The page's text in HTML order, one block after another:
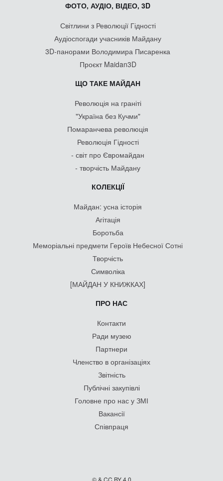
ФОТО, АУДІО, ВІДЕО, 3D
Світлини з Революції Гідності
Аудіоспогади учасників Майдану
3D-панорами Володимира Писаренка
Проєкт Maidan3D
ЩО ТАКЕ МАЙДАН
Революція на граніті
"Україна без Кучми"
Помаранчева революція
Революція Гідності
- світ про Євромайдан
- творчість Майдану
КОЛЕКЦІЇ
Майдан: усна історія
Агітація
Боротьба
Меморіальні предмети Героїв Небесної Сотні
Творчість
Символіка
[МАЙДАН У КНИЖКАХ]
ПРО НАС
Контакти
Ради музею
Партнери
Членство в організаціях
Звітність
Публічні закупівлі
Головне про нас у ЗМІ
Вакансії
Співпраця